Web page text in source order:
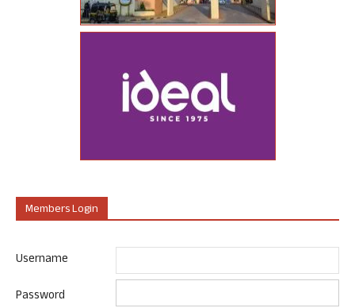
Members Login
Username
Password